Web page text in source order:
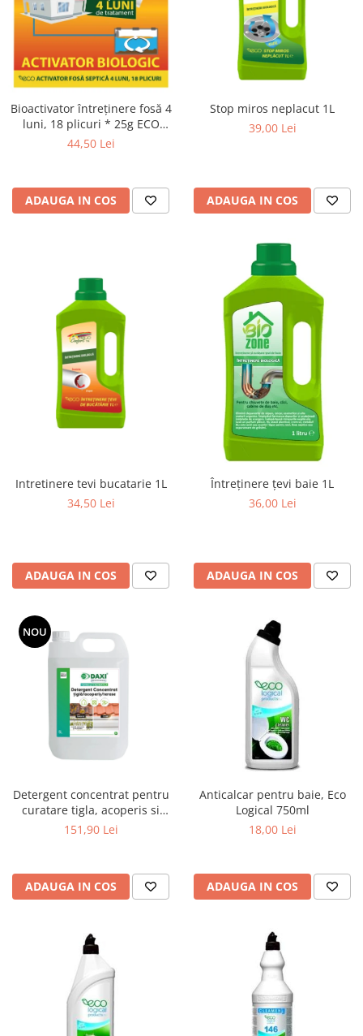
Bioactivator întreținere fosă 4
luni, 18 plicuri * 25g ECO
CONFORT
44,50 Lei
ADAUGA IN COS
Stop miros neplacut 1L
39,00 Lei
ADAUGA IN COS
Intretinere tevi bucatarie 1L
34,50 Lei
ADAUGA IN COS
Întreținere țevi baie 1L
36,00 Lei
ADAUGA IN COS
NOU
Detergent concentrat pentru
curatare tigla, acoperis si
terase, 5 L
151,90 Lei
ADAUGA IN COS
Anticalcar pentru baie, Eco
Logical 750ml
18,00 Lei
ADAUGA IN COS